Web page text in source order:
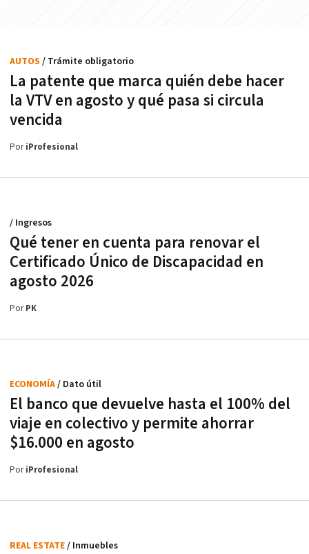
La patente que marca quién debe hacer
la VTV en agosto y qué pasa si circula
vencida
AUTOS / Trámite obligatorio
PoriProfesional
Qué tener en cuenta para renovar el
Certificado Único de Discapacidad en
agosto 2026
/ Ingresos
PorPK
El banco que devuelve hasta el 100% del
viaje en colectivo y permite ahorrar
$16.000 en agosto
ECONOMÍA/ Dato útil
PoriProfesional
REAL ESTATE/ Inmuebles